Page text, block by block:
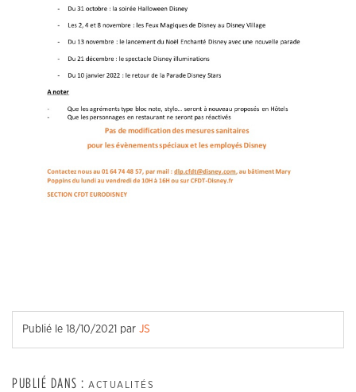
Publié le 18/10/2021 par JS
PUBLIÉ DANS : ACTUALITÉS